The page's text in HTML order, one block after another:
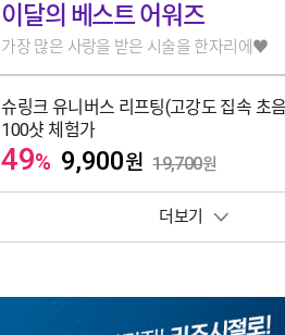
이달의 베스트 어워즈
가장 많은 사랑을 받은 시술을 한자리에♥
슈링크 유니버스 리프팅(고강도 집속 초
100샷 체험가
49% 9,900원 19,700원
보기 토글